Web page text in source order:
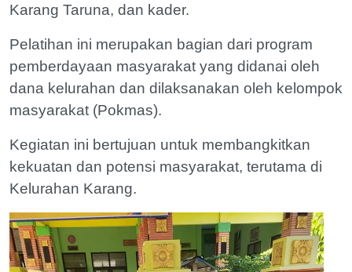
Karang Taruna, dan kader.
Pelatihan ini merupakan bagian dari program
pemberdayaan masyarakat yang didanai oleh
dana kelurahan dan dilaksanakan oleh kelompok
masyarakat (Pokmas).
Kegiatan ini bertujuan untuk membangkitkan
kekuatan dan potensi masyarakat, terutama di
Kelurahan Karang.